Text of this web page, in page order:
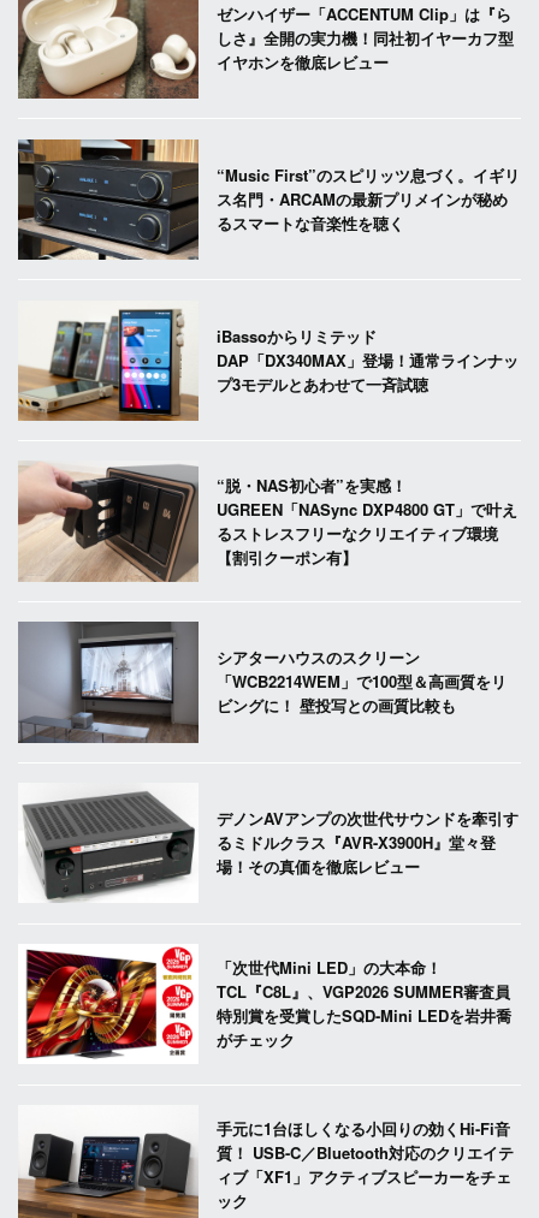
ゼンハイザー「ACCENTUM Clip」は『ら
しさ』全開の実力機！同社初イヤーカフ型
イヤホンを徹底レビュー
“Music First”のスピリッツ息づく。イギリ
ス名門・ARCAMの最新プリメインが秘め
るスマートな音楽性を聴く
iBassoからリミテッド
DAP「DX340MAX」登場！通常ラインナッ
プ3モデルとあわせて一斉試聴
“脱・NAS初心者”を実感！
UGREEN「NASync DXP4800 GT」で叶え
るストレスフリーなクリエイティブ環境
【割引クーポン有】
シアターハウスのスクリーン
「WCB2214WEM」で100型＆高画質をリ
ビングに！ 壁投写との画質比較も
デノンAVアンプの次世代サウンドを牽引す
るミドルクラス『AVR-X3900H』堂々登
場！その真価を徹底レビュー
「次世代Mini LED」の大本命！
TCL『C8L』、VGP2026 SUMMER審査員
特別賞を受賞したSQD-Mini LEDを岩井喬
がチェック
手元に1台ほしくなる小回りの効くHi-Fi音
質！ USB-C／Bluetooth対応のクリエイテ
ィブ「XF1」アクティブスピーカーをチェ
ック